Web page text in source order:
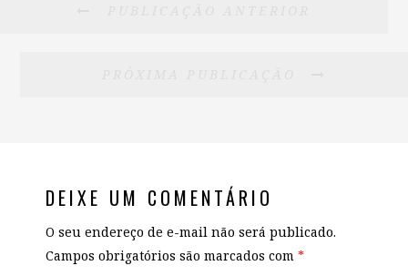
DEIXE UM COMENTÁRIO
O seu endereço de e-mail não será publicado.
Campos obrigatórios são marcados com *